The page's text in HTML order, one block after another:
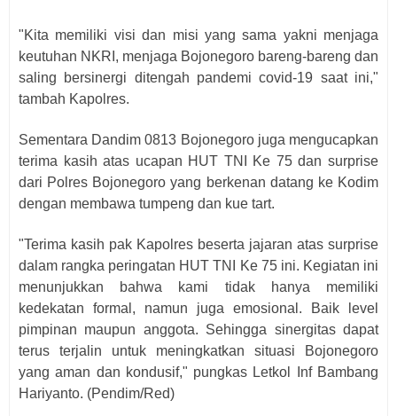
"Kita memiliki visi dan misi yang sama yakni menjaga
keutuhan NKRI, menjaga Bojonegoro bareng-bareng dan
saling bersinergi ditengah pandemi covid-19 saat ini,"
tambah Kapolres.
Sementara Dandim 0813 Bojonegoro juga mengucapkan
terima kasih atas ucapan HUT TNI Ke 75 dan surprise
dari Polres Bojonegoro yang berkenan datang ke Kodim
dengan membawa tumpeng dan kue tart.
"Terima kasih pak Kapolres beserta jajaran atas surprise
dalam rangka peringatan HUT TNI Ke 75 ini. Kegiatan ini
menunjukkan bahwa kami tidak hanya memiliki
kedekatan formal, namun juga emosional. Baik level
pimpinan maupun anggota. Sehingga sinergitas dapat
terus terjalin untuk meningkatkan situasi Bojonegoro
yang aman dan kondusif," pungkas Letkol Inf Bambang
Hariyanto. (Pendim/Red)